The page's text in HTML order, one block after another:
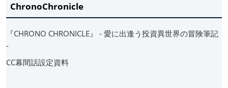
ChronoChronicle
『CHRONO CHRONICLE』 ‐ 愛に出逢う投資異世界の冒険筆記
‐
CC幕間話設定資料